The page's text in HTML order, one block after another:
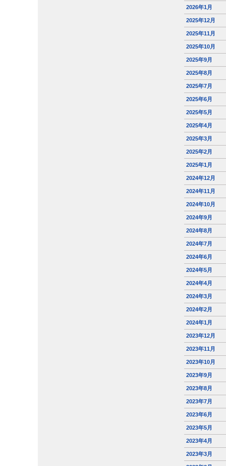
2026年1月
2025年12月
2025年11月
2025年10月
2025年9月
2025年8月
2025年7月
2025年6月
2025年5月
2025年4月
2025年3月
2025年2月
2025年1月
2024年12月
2024年11月
2024年10月
2024年9月
2024年8月
2024年7月
2024年6月
2024年5月
2024年4月
2024年3月
2024年2月
2024年1月
2023年12月
2023年11月
2023年10月
2023年9月
2023年8月
2023年7月
2023年6月
2023年5月
2023年4月
2023年3月